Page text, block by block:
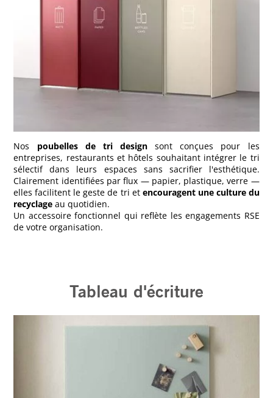
Nos poubelles de tri design sont conçues pour les
entreprises, restaurants et hôtels souhaitant intégrer le tri
sélectif dans leurs espaces sans sacrifier l'esthétique.
Clairement identifiées par flux — papier, plastique, verre —
elles facilitent le geste de tri et encouragent une culture du
recyclage au quotidien.
Un accessoire fonctionnel qui reflète les engagements RSE
de votre organisation.
Tableau d'écriture